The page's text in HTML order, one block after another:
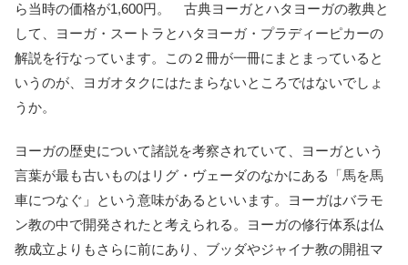
ら当時の価格が1,600円。 古典ヨーガとハタヨーガの教典と
して、ヨーガ・スートラとハタヨーガ・プラディーピカーの
解説を行なっています。この２冊が一冊にまとまっていると
いうのが、ヨガオタクにはたまらないところではないでしょ
うか。
ヨーガの歴史について諸説を考察されていて、ヨーガという
言葉が最も古いものはリグ・ヴェーダのなかにある「馬を馬
車につなぐ」という意味があるといいます。ヨーガはバラモ
ン教の中で開発されたと考えられる。ヨーガの修行体系は仏
教成立よりもさらに前にあり、ブッダやジャイナ教の開祖マ